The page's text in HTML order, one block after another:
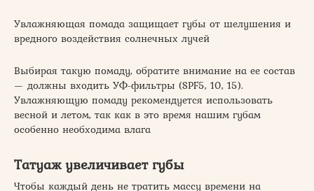
Увлажняющая помада защищает губы от шелушения и
вредного воздействия солнечных лучей
Выбирая такую помаду, обратите внимание на ее состав
— должны входить УФ-фильтры (SPF5, 10, 15).
Увлажняющую помаду рекомендуется использовать
весной и летом, так как в это время нашим губам
особенно необходима влага
Татуаж увеличивает губы
Чтобы каждый день не тратить массу времени на